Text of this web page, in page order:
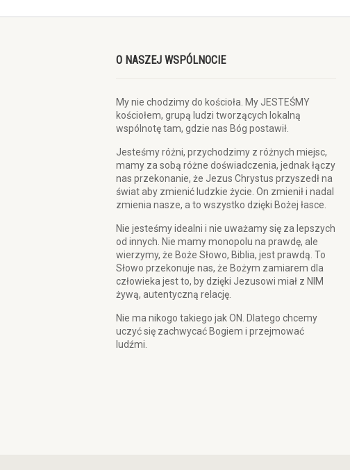
O NASZEJ WSPÓLNOCIE
My nie chodzimy do kościoła. My JESTEŚMY
kościołem, grupą ludzi tworzących lokalną
wspólnotę tam, gdzie nas Bóg postawił.
Jesteśmy różni, przychodzimy z różnych miejsc,
mamy za sobą różne doświadczenia, jednak łączy
nas przekonanie, że Jezus Chrystus przyszedł na
świat aby zmienić ludzkie życie. On zmienił i nadal
zmienia nasze, a to wszystko dzięki Bożej łasce.
Nie jesteśmy idealni i nie uważamy się za lepszych
od innych. Nie mamy monopolu na prawdę, ale
wierzymy, że Boże Słowo, Biblia, jest prawdą. To
Słowo przekonuje nas, że Bożym zamiarem dla
człowieka jest to, by dzięki Jezusowi miał z NIM
żywą, autentyczną relację.
Nie ma nikogo takiego jak ON. Dlatego chcemy
uczyć się zachwycać Bogiem i przejmować
ludźmi.